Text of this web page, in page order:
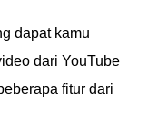
dapat kamu
dari YouTube
fitur dari